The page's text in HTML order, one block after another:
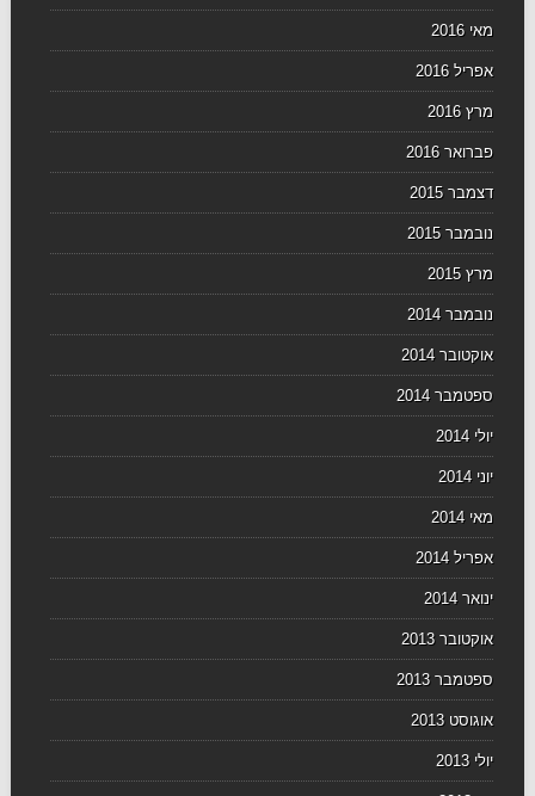
מאי 2016
אפריל 2016
מרץ 2016
פברואר 2016
דצמבר 2015
נובמבר 2015
מרץ 2015
נובמבר 2014
אוקטובר 2014
ספטמבר 2014
יולי 2014
יוני 2014
מאי 2014
אפריל 2014
ינואר 2014
אוקטובר 2013
ספטמבר 2013
אוגוסט 2013
יולי 2013